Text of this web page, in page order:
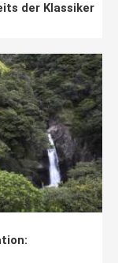
der Klassiker